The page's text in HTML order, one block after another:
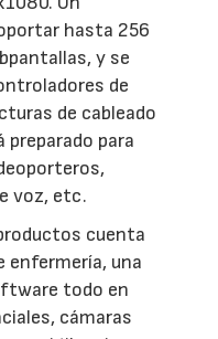
hasta 256
y se
de
de cableado
preparado para
voz, etc.
cuenta
enfermería, una
todo en
cámaras